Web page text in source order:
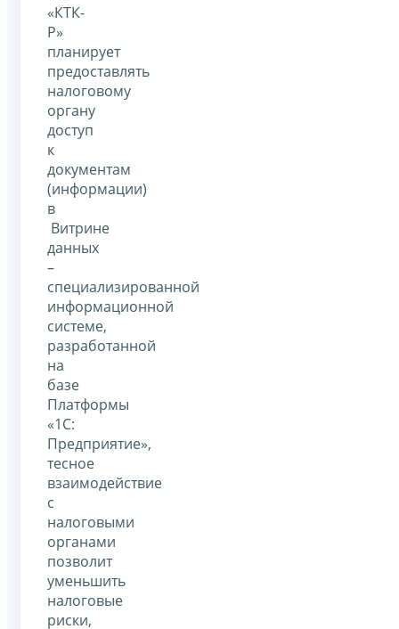
«КТК-
Р»
планирует
предоставлять
налоговому
органу
доступ
к
документам
(информации)
в
Витрине
данных
–
специализированной
информационной
системе,
разработанной
на
базе
Платформы
«1С:
Предприятие»,
тесное
взаимодействие
с
налоговыми
органами
позволит
уменьшить
налоговые
риски,